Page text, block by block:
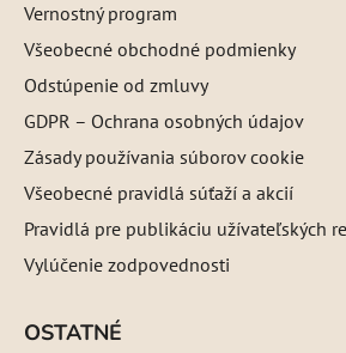
Vernostný program
Všeobecné obchodné podmienky
Odstúpenie od zmluvy
GDPR – Ochrana osobných údajov
Zásady používania súborov cookie
Všeobecné pravidlá súťaží a akcií
Pravidlá pre publikáciu užívateľských
Vylúčenie zodpovednosti
OSTATNÉ